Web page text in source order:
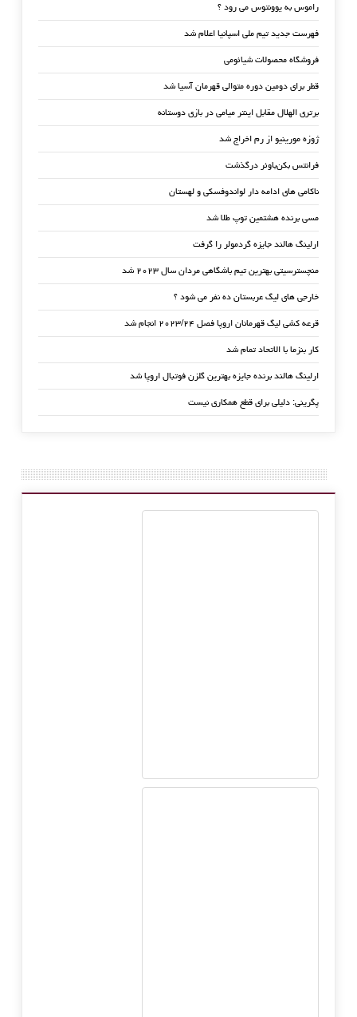
راموس به یوونتوس می رود ؟
فهرست جدید تیم ملی اسپانیا اعلام شد
فروشگاه محصولات شیائومی
قطر برای دومین دوره متوالی قهرمان آسیا شد
برتری الهلال مقابل اینتر میامی در بازی دوستانه
ژوزه مورینیو از رم اخراج شد
فرانتس بکن‌باوئر درگذشت
ناکامی های ادامه دار لواندوفسکی و لهستان
مسی برنده هشتمین توپ طلا شد
ارلینگ هالند جایزه گردمولر را گرفت
منچسترسیتی بهترین تیم باشگاهی مردان سال ۲۰۲۳ شد
خارجی های لیگ عربستان ده نفر می شود ؟
قرعه کشی لیگ قهرمانان اروپا فصل ۲۰۲۳/۲۴ انجام شد
کار بنزما با الاتحاد تمام شد
ارلینگ هالند برنده جایزه بهترین گلزن فوتبال اروپا شد
پگرینی: دلیلی برای قطع همکاری نیست